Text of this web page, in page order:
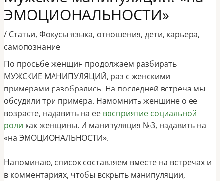
ЭМОЦИОНАЛЬНОСТИ»
/ Статьи, Фокусы языка, отношения, дети, карьера,
самопознание
​По просьбе женщин продолжаем разбирать
МУЖСКИЕ МАНИПУЛЯЦИЙ, раз с женскими
примерами разобрались. На последней встреча мы
обсудили три примера. Намомнить женщине о ее
возрасте, надавить на ее восприятие социальной
роли как женщины. И манипуляция №3, надавить на
«на ЭМОЦИОНАЛЬНОСТИ».
Напоминаю, список составляем вместе на встречах и
в комментариях, чтобы вскрыть манипуляции,